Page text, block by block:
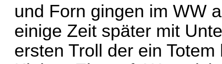
und Forn gingen im WW
einige Zeit später mit
ersten Troll der ein Totem